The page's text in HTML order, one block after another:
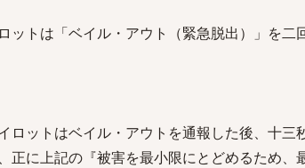
ットは「ベイル・アウト（緊急脱出）」を二
ロットはベイル・アウトを通報した後、十三
正に上記の『被害を最小限にとどめるため、